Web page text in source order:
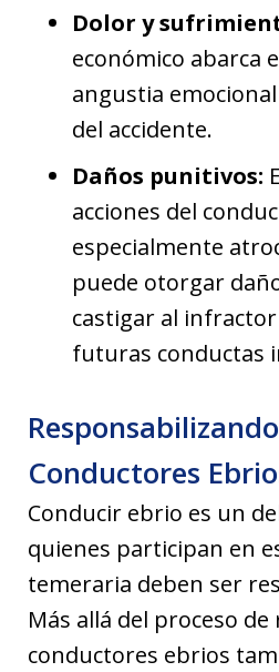
Dolor y
económico abarca
angustia
del accidente.
Daños punitivos:
acciones del
especialmente
puede otorgar
castigar al
futuras conductas
Conductores
Conducir ebrio es un
quienes participan en
temeraria deben ser
Más allá del proceso de
conductores ebrios